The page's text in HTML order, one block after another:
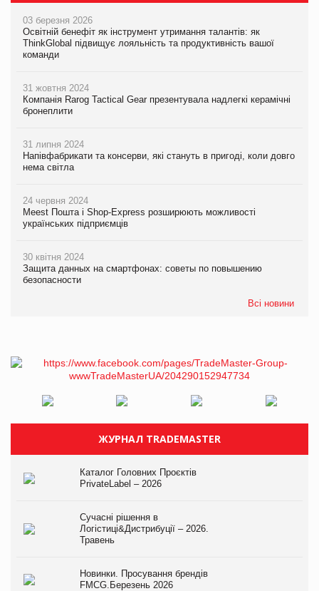
03 березня 2026
Освітній бенефіт як інструмент утримання талантів: як
ThinkGlobal підвищує лояльність та продуктивність вашої
команди
31 жовтня 2024
Компанія Rarog Tactical Gear презентувала надлегкі керамічні
бронеплити
31 липня 2024
Напівфабрикати та консерви, які стануть в пригоді, коли довго
нема світла
24 червня 2024
Meest Пошта і Shop-Express розширюють можливості
українських підприємців
30 квітня 2024
Защита данных на смартфонах: советы по повышению
безопасности
Всі новини
ЖУРНАЛ TRADEMASTER
Каталог Головних Проєктів
PrivateLabel – 2026
Сучасні рішення в
Логістиці&Дистрибуції – 2026.
Травень
Новинки. Просування брендів
FMCG.Березень 2026